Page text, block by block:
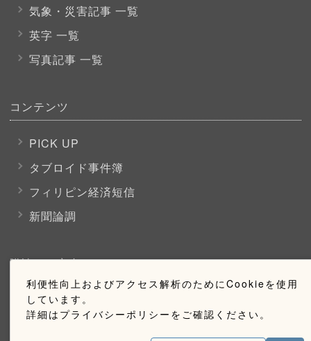
利便性向上およびアクセス解析のためにCookieを使用
しています。
詳細はプライバシーポリシーをご確認ください。
気象・災害記事 一覧
英字 一覧
写真記事 一覧
コンテンツ
PICK UP
タブロイド事件簿
フィリピン経済短信
新聞論調
購読のご案内
ウェブ購読のご案内